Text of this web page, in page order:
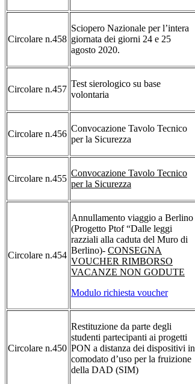
Circolare n.458
Sciopero Nazionale per l’intera
giornata dei giorni 24 e 25
agosto 2020.
Circolare n.457
Test sierologico su base
volontaria
Circolare n.456
Convocazione Tavolo Tecnico
per la Sicurezza
Circolare n.455
Convocazione Tavolo Tecnico
per la Sicurezza
Circolare n.454
Annullamento viaggio a Berlino
(Progetto Ptof “Dalle leggi
razziali alla caduta del Muro di
Berlino)- CONSEGNA
VOUCHER RIMBORSO
VACANZE NON GODUTE
Modulo richiesta voucher
Circolare n.450
Restituzione da parte degli
studenti partecipanti ai progetti
PON a distanza dei dispositivi in
comodato d’uso per la fruizione
della DAD (SIM)